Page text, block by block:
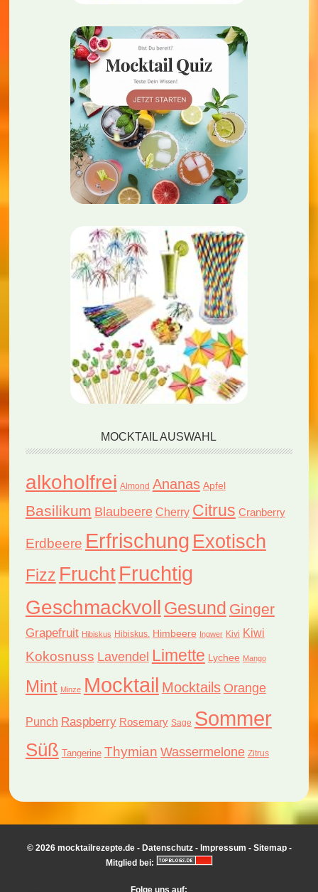
MOCKTAIL AUSWAHL
alkoholfrei Almond Ananas Apfel
Basilikum Blaubeere Cherry Citrus Cranberry
Erdbeere Erfrischung Exotisch
Fizz FruchtFruchtig
Geschmackvoll Gesund Ginger
Grapefruit Hibiskus Hibiskus. Himbeere Ingwer Kivi Kiwi
Kokosnuss Lavendel Limette Lychee Mango
Mint Minze Mocktail Mocktails Orange
Punch Raspberry Rosemary Sage Sommer
Süß Tangerine Thymian Wassermelone Zitrus
© 2026 mocktailrezepte.de - Datenschutz- Impressum - Sitemap-
Mitglied bei:
Folge uns auf: